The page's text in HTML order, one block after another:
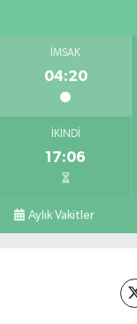
İMSAK
04:20
İKINDI
17:06
Aylık Vakitler